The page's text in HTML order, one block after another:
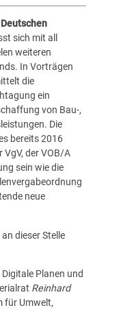
Deutschen
sich mit all
weiteren
In Vorträgen
die
ein
von Bau-,
Die
bereits 2016
VgV, der VOB/A
sein wie die
neue
dieser Stelle
Planen und
Reinhard
für Umwelt,